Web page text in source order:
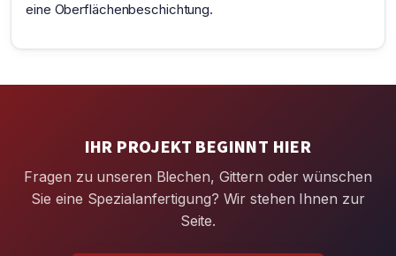
eine Oberflächenbeschichtung.
IHR PROJEKT BEGINNT HIER
Fragen zu unseren Blechen, Gittern oder wünschen
Sie eine Spezialanfertigung? Wir stehen Ihnen zur
Seite.